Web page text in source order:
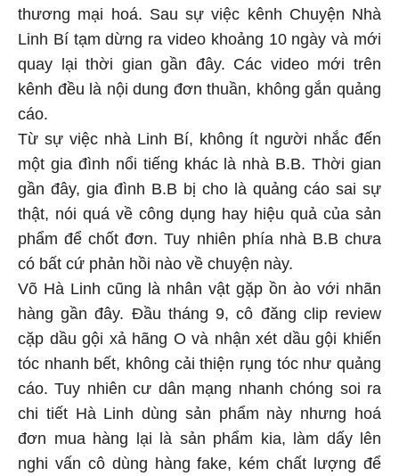
thương mại hoá. Sau sự việc kênh Chuyện Nhà
Linh Bí tạm dừng ra video khoảng 10 ngày và mới
quay lại thời gian gần đây. Các video mới trên
kênh đều là nội dung đơn thuần, không gắn quảng
cáo.
Từ sự việc nhà Linh Bí, không ít người nhắc đến
một gia đình nổi tiếng khác là nhà B.B. Thời gian
gần đây, gia đình B.B bị cho là quảng cáo sai sự
thật, nói quá về công dụng hay hiệu quả của sản
phẩm để chốt đơn. Tuy nhiên phía nhà B.B chưa
có bất cứ phản hồi nào về chuyện này.
Võ Hà Linh cũng là nhân vật gặp ồn ào với nhãn
hàng gần đây. Đầu tháng 9, cô đăng clip review
cặp dầu gội xả hãng O và nhận xét dầu gội khiến
tóc nhanh bết, không cải thiện rụng tóc như quảng
cáo. Tuy nhiên cư dân mạng nhanh chóng soi ra
chi tiết Hà Linh dùng sản phẩm này nhưng hoá
đơn mua hàng lại là sản phẩm kia, làm dấy lên
nghi vấn cô dùng hàng fake, kém chất lượng để